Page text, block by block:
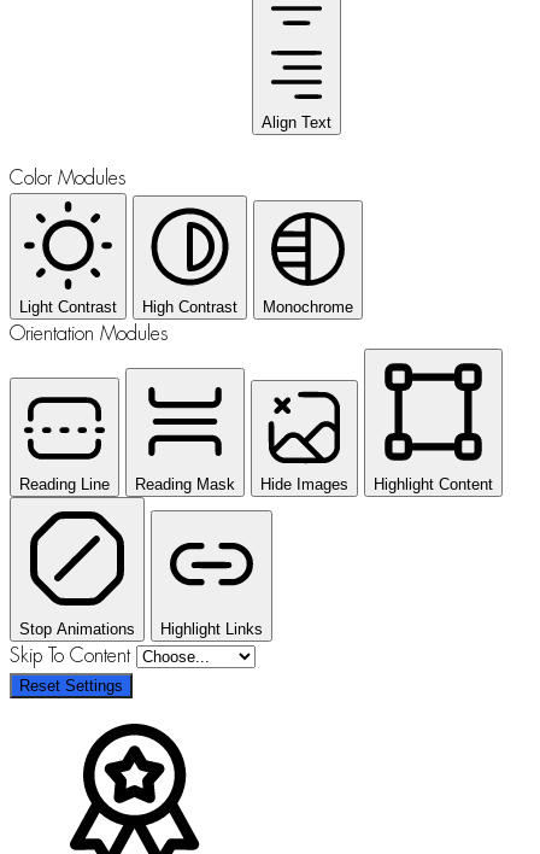
Align Text
Color Modules
Light Contrast High Contrast Monochrome
Orientation Modules
Reading Line Reading Mask Hide Images Highlight Content
Stop Animations Highlight Links
Skip To Content
Reset Settings